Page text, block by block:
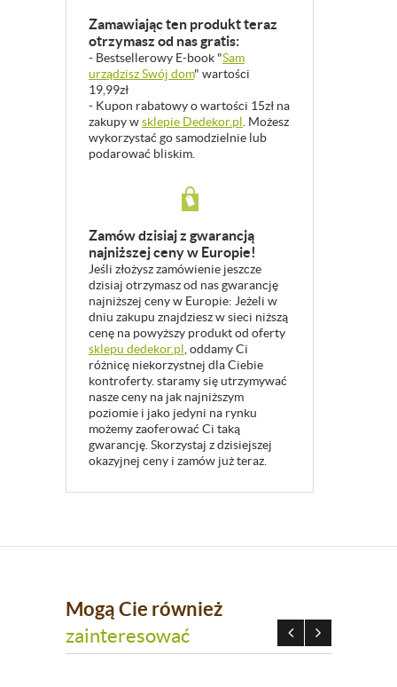
Zamawiając ten produkt teraz
otrzymasz od nas gratis:
- Bestsellerowy E-book "Sam
urządzisz Swój dom" wartości
19,99zł
- Kupon rabatowy o wartości 15zł na
zakupy wsklepie Dedekor.pl. Możesz
wykorzystać go samodzielnie lub
podarować bliskim.
Zamów dzisiaj z gwarancją
najniższej ceny w Europie!
Jeśli złożysz zamówienie jeszcze
dzisiaj otrzymasz od nas gwarancję
najniższej ceny w Europie: Jeżeli w
dniu zakupu znajdziesz w sieci niższą
cenę na powyższy produkt od oferty
sklepu dedekor.pl, oddamy Ci
różnicę niekorzystnej dla Ciebie
kontroferty. staramy się utrzymywać
nasze ceny na jak najniższym
poziomie i jako jedyni na rynku
możemy zaoferować Ci taką
gwarancję. Skorzystaj z dzisiejszej
okazyjnej ceny i zamów już teraz.
Mogą Cie również
zainteresować